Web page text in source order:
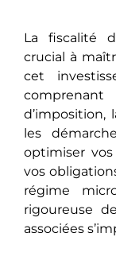
La fiscalité
crucial à
cet
les
optimiser
vos
régime
rigoureuse
associées